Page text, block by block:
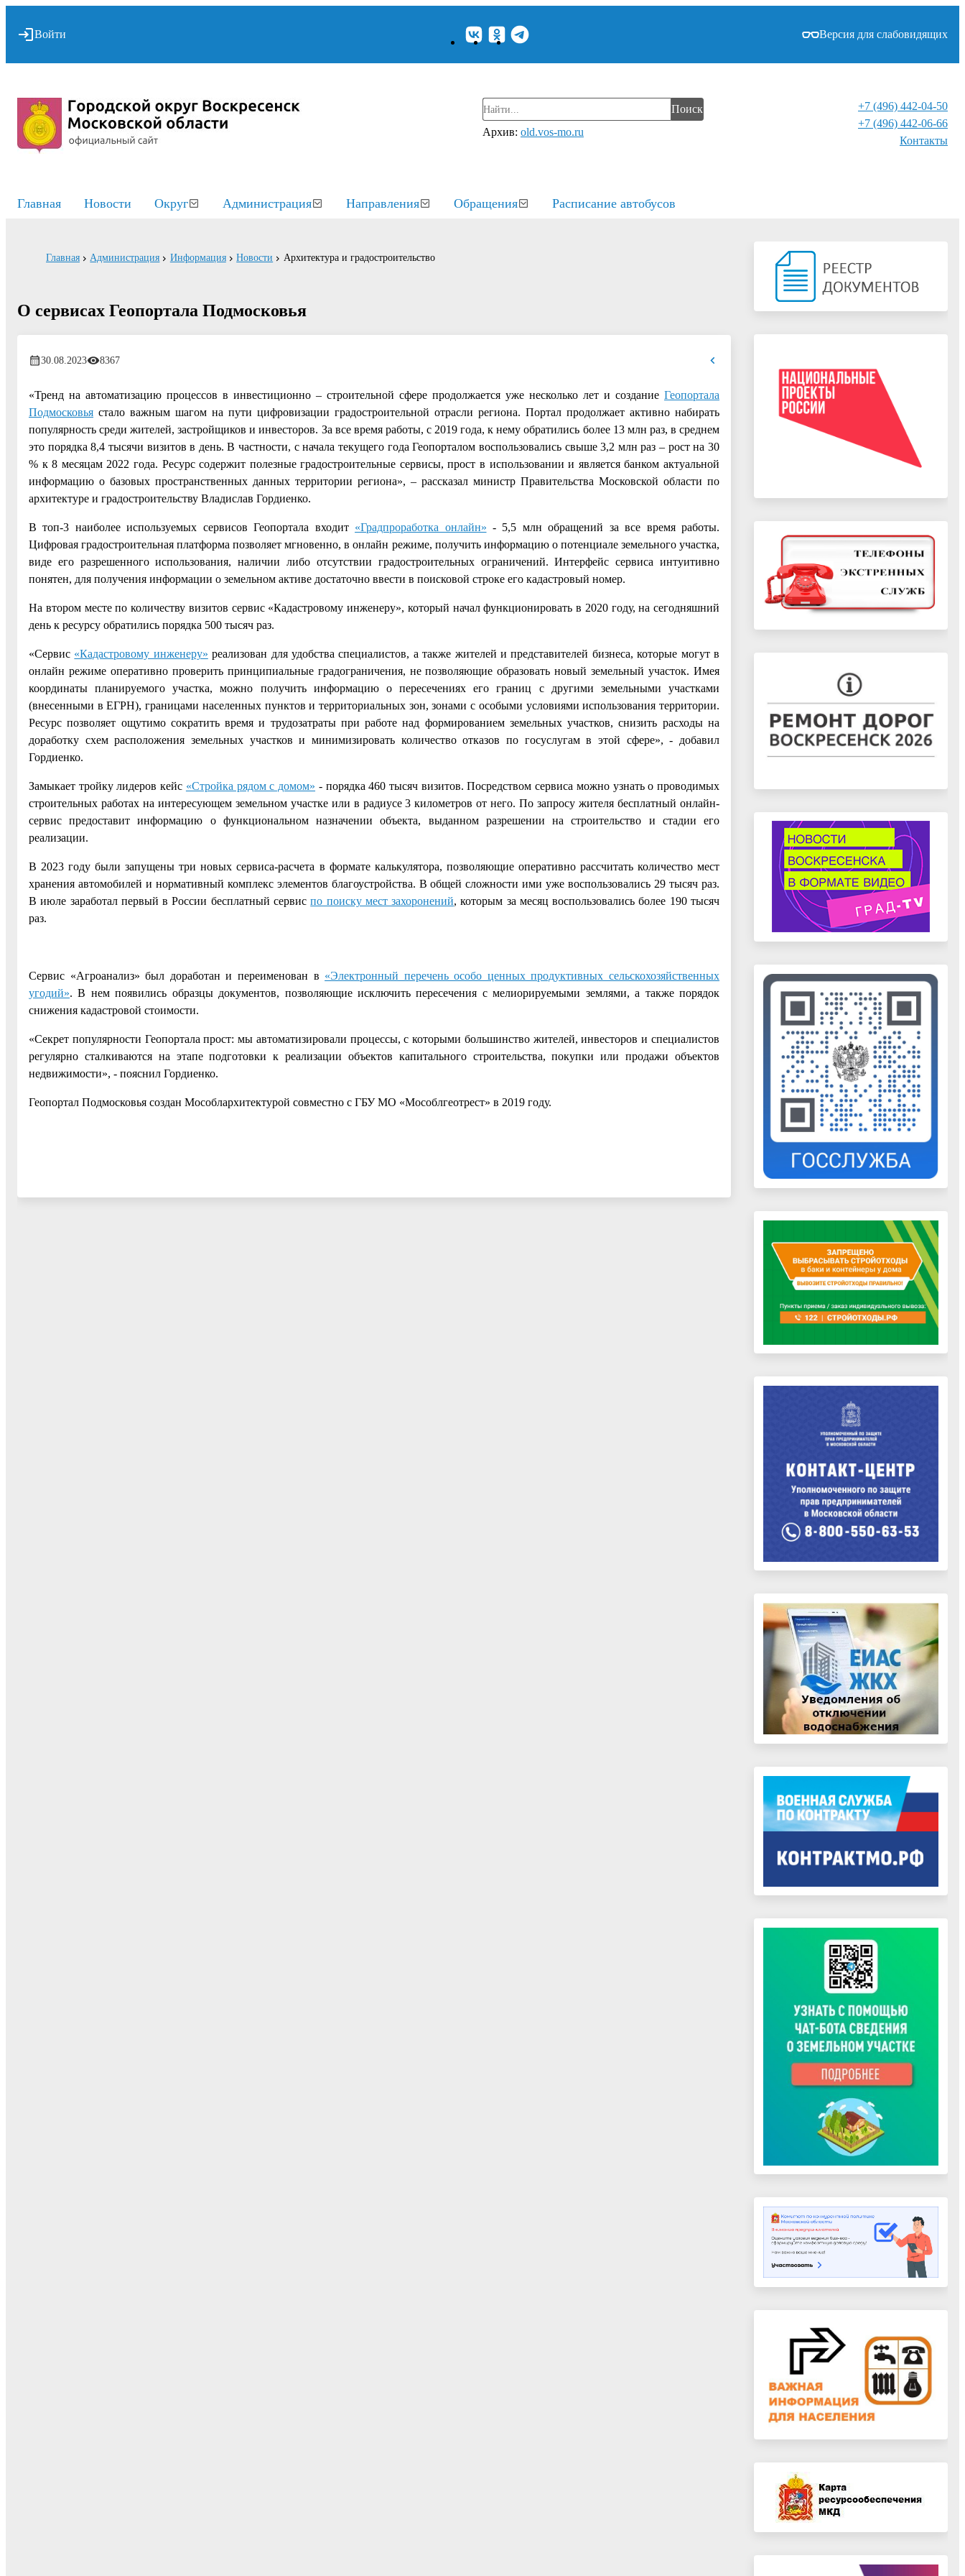
Войти Версия для слабовидящих
Поиск
Архив: old.vos-mo.ru
+7 (496) 442-04-50
+7 (496) 442-06-66
Контакты⁠
Главная Новости Округ Администрация Направления Обращения Расписание автобусов
Главная Администрация Информация Новости Архитектура и градостроительство
О сервисах Геопортала Подмосковья
30.08.2023 8367
«Тренд на автоматизацию процессов в инвестиционно – строительной сфере продолжается уже несколько лет и создание Геопортала
Подмосковья стало важным шагом на пути цифровизации градостроительной отрасли региона. Портал продолжает активно набирать
популярность среди жителей, застройщиков и инвесторов. За все время работы, с 2019 года, к нему обратились более 13 млн раз, в среднем
это порядка 8,4 тысячи визитов в день. В частности, с начала текущего года Геопорталом воспользовались свыше 3,2 млн раз – рост на 30
% к 8 месяцам 2022 года. Ресурс содержит полезные градостроительные сервисы, прост в использовании и является банком актуальной
информацию о базовых пространственных данных территории региона», – рассказал министр Правительства Московской области по
архитектуре и градостроительству Владислав Гордиенко.
В топ-3 наиболее используемых сервисов Геопортала входит «Градпроработка онлайн» - 5,5 млн обращений за все время работы.
Цифровая градостроительная платформа позволяет мгновенно, в онлайн режиме, получить информацию о потенциале земельного участка,
виде его разрешенного использования, наличии либо отсутствии градостроительных ограничений. Интерфейс сервиса интуитивно
понятен, для получения информации о земельном активе достаточно ввести в поисковой строке его кадастровый номер.
На втором месте по количеству визитов сервис «Кадастровому инженеру», который начал функционировать в 2020 году, на сегодняшний
день к ресурсу обратились порядка 500 тысяч раз.
«Сервис «Кадастровому инженеру» реализован для удобства специалистов, а также жителей и представителей бизнеса, которые могут в
онлайн режиме оперативно проверить принципиальные градограничения, не позволяющие образовать новый земельный участок. Имея
координаты планируемого участка, можно получить информацию о пересечениях его границ с другими земельными участками
(внесенными в ЕГРН), границами населенных пунктов и территориальных зон, зонами с особыми условиями использования территории.
Ресурс позволяет ощутимо сократить время и трудозатраты при работе над формированием земельных участков, снизить расходы на
доработку схем расположения земельных участков и минимизировать количество отказов по госуслугам в этой сфере», - добавил
Гордиенко.
Замыкает тройку лидеров кейс «Стройка рядом с домом» - порядка 460 тысяч визитов. Посредством сервиса можно узнать о проводимых
строительных работах на интересующем земельном участке или в радиусе 3 километров от него. По запросу жителя бесплатный онлайн-
сервис предоставит информацию о функциональном назначении объекта, выданном разрешении на строительство и стадии его
реализации.
В 2023 году были запущены три новых сервиса-расчета в формате калькулятора, позволяющие оперативно рассчитать количество мест
хранения автомобилей и нормативный комплекс элементов благоустройства. В общей сложности ими уже воспользовались 29 тысяч раз.
В июле заработал первый в России бесплатный сервиспо поиску мест захоронений, которым за месяц воспользовались более 190 тысяч
раз.
Сервис «Агроанализ» был доработан и переименован в «Электронный перечень особо ценных продуктивных сельскохозяйственных
угодий». В нем появились образцы документов, позволяющие исключить пересечения с мелиорируемыми землями, а также порядок
снижения кадастровой стоимости.
«Секрет популярности Геопортала прост: мы автоматизировали процессы, с которыми большинство жителей, инвесторов и специалистов
регулярно сталкиваются на этапе подготовки к реализации объектов капитального строительства, покупки или продажи объектов
недвижимости», - пояснил Гордиенко.
Геопортал Подмосковья создан Мособлархитектурой совместно с ГБУ МО «Мособлгеотрест» в 2019 году.